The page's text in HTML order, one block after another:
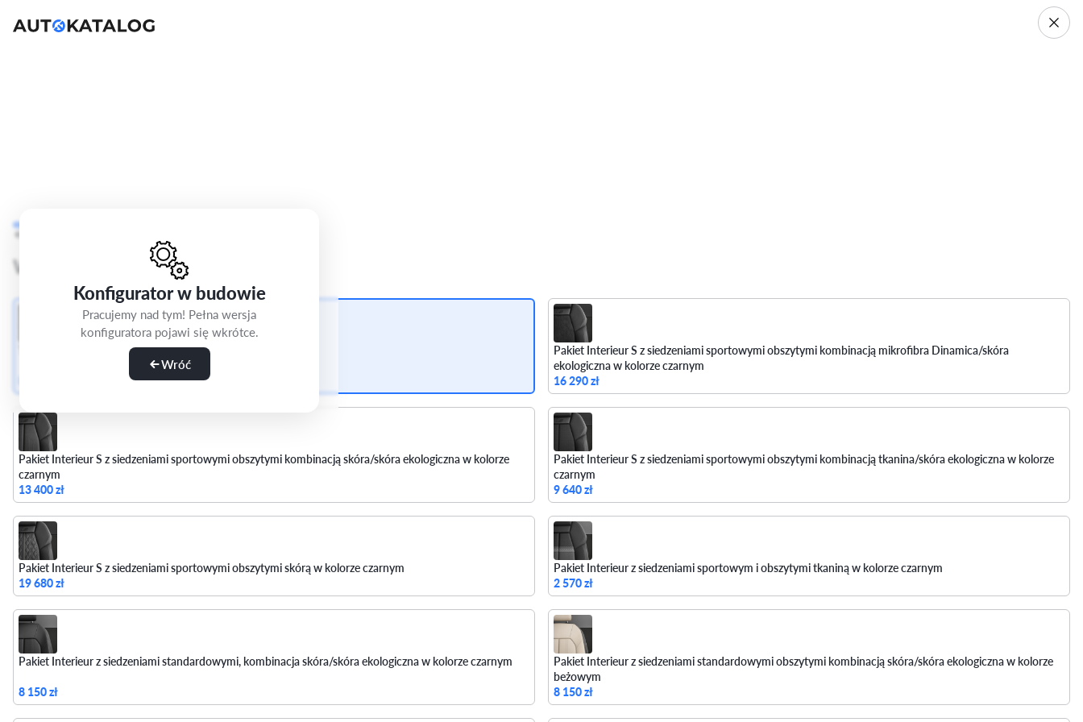
Konfigurator w budowie
Pracujemy nad tym! Pełna wersja
konfiguratora pojawi się wkrótce.
Wróć
Audi A3
Wybierz wnętrze
Pakiet Interieur S z siedzeniami sportowymi obszytymi kombinacją mikrofibra Dinamica/skóra
ekologiczna w kolorze czarnym
16 290 zł
Pakiet Interieur S z siedzeniami sportowymi obszytymi kombinacją skóra/skóra ekologiczna w kolorze
czarnym
13 400 zł
Pakiet Interieur S z siedzeniami sportowymi obszytymi kombinacją tkanina/skóra ekologiczna w kolorze
czarnym
9 640 zł
Pakiet Interieur S z siedzeniami sportowymi obszytymi skórą w kolorze czarnym
19 680 zł
Pakiet Interieur z siedzeniami sportowym i obszytymi tkaniną w kolorze czarnym
2 570 zł
Pakiet Interieur z siedzeniami standardowymi, kombinacja skóra/skóra ekologiczna w kolorze czarnym
8 150 zł
Pakiet Interieur z siedzeniami standardowymi obszytymi kombinacją skóra/skóra ekologiczna w kolorze
beżowym
8 150 zł